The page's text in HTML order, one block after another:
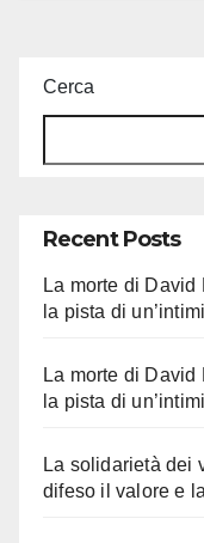
Cerca
Recent Posts
La morte di
la pista di
La morte di
la pista di
La solidarietà dei
difeso il valore e